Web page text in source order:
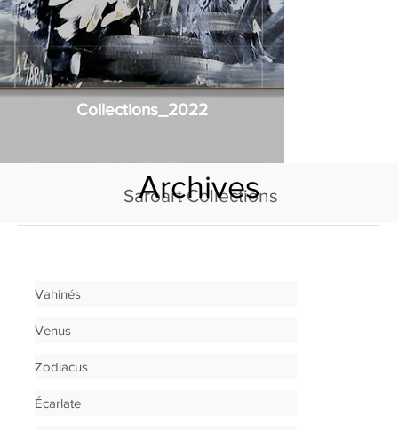
Collections_2022
Vahinés
Venus
Zodiacus
Écarlate
Saroart Collections
Archives